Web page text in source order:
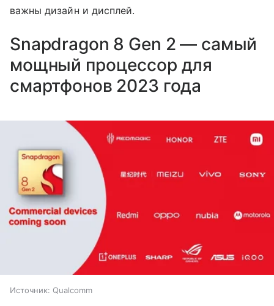
важны дизайн и дисплей.
Snapdragon 8 Gen 2 — самый
мощный процессор для
смартфонов 2023 года
Источник: Qualcomm